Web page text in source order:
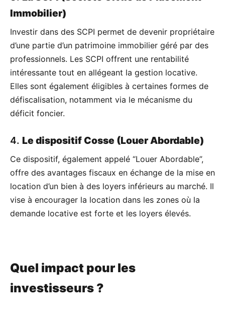
Immobilier)
Investir dans des SCPI permet de devenir propriétaire
d’une partie d’un patrimoine immobilier géré par des
professionnels. Les SCPI offrent une rentabilité
intéressante tout en allégeant la gestion locative.
Elles sont également éligibles à certaines formes de
défiscalisation, notamment via le mécanisme du
déficit foncier.
4. Le dispositif Cosse (Louer Abordable)
Ce dispositif, également appelé “Louer Abordable”,
offre des avantages fiscaux en échange de la mise en
location d’un bien à des loyers inférieurs au marché. Il
vise à encourager la location dans les zones où la
demande locative est forte et les loyers élevés.
Quel impact pour les
investisseurs ?